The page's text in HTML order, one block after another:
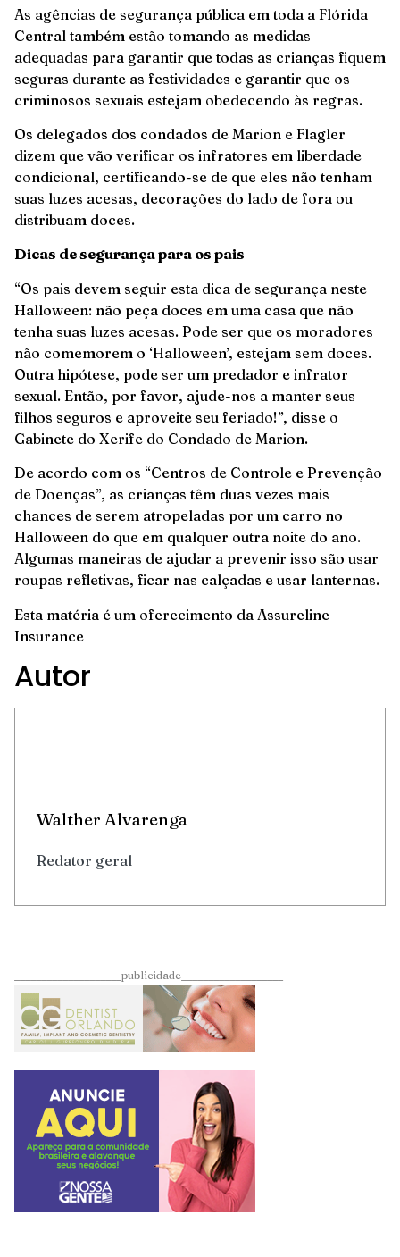
As agências de segurança pública em toda a Flórida
Central também estão tomando as medidas
adequadas para garantir que todas as crianças fiquem
seguras durante as festividades e garantir que os
criminosos sexuais estejam obedecendo às regras.
Os delegados dos condados de Marion e Flagler
dizem que vão verificar os infratores em liberdade
condicional, certificando-se de que eles não tenham
suas luzes acesas, decorações do lado de fora ou
distribuam doces.
Dicas de segurança para os pais
“Os pais devem seguir esta dica de segurança neste
Halloween: não peça doces em uma casa que não
tenha suas luzes acesas. Pode ser que os moradores
não comemorem o ‘Halloween’, estejam sem doces.
Outra hipótese, pode ser um predador e infrator
sexual. Então, por favor, ajude-nos a manter seus
filhos seguros e aproveite seu feriado!”, disse o
Gabinete do Xerife do Condado de Marion.
De acordo com os “Centros de Controle e Prevenção
de Doenças”, as crianças têm duas vezes mais
chances de serem atropeladas por um carro no
Halloween do que em qualquer outra noite do ano.
Algumas maneiras de ajudar a prevenir isso são usar
roupas refletivas, ficar nas calçadas e usar lanternas.
Esta matéria é um oferecimento da Assureline
Insurance
Autor
Walther Alvarenga
Redator geral
____________________publicidade___________________